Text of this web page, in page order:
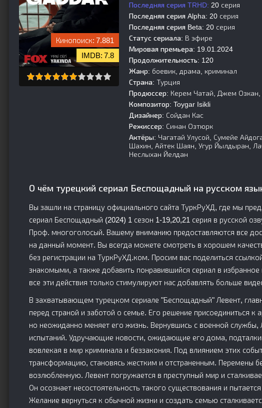
7.881
7.8
Последняя серия TRHD: 20 серия
Последняя серия Alpha: 20 серия
Последняя серия Beta: 20 серия
Статус сериала: В эфире
Мировая премьера: 19.01.2024
Продолжительность: 120
Жанр: боевик, драма, криминал
Страна: Турция
Продюссер: Керем Чатай, Джем Озкан,
Композитор: Toygar Isikli
Дизайнер: Сойдан Кас
Режиссер: Синан Озтюрк
Актёры: Чагатай Улусой, Сумейе
Шахин, Айтек Шаян, Угур Йылдыран,
Неслыхан Йелдан
О чём турецкий сериал Беспощадный на русском
Вы зашли на страницу официального сайта ТуркРуХД, где мы
сериал Беспощадный (2024) 1 сезон 1-19,20,21 серия в русской
Проф. многоголосый. Вашему вниманию предоставляются все
на данный момент. Вы всегда можете смотреть в хорошем
без регистрации на ТуркРуХД.ком. Просим вас поделиться
знакомыми, а также добавить понравившийся сериал в
все эти действия только стимулируют нас добавлять больше
В захватывающем турецком сериале "Беспощадный" Левент,
перед страной и заботой о семье. Его решение присоединиться к
но неожиданно меняет его жизнь. Вернувшись с военной службы,
испытаний. Удручающие новости, ожидающие его дома,
вовлекая в мир криминала и беззакония. Под влиянием этих
трансформацию, становясь жестким и отстраненным. Перемены
возлюбленную. Левент погружается в преступный мир и
Он осознает несостоятельность такого существования и
Желание вернуться к обычной жизни и создать семью